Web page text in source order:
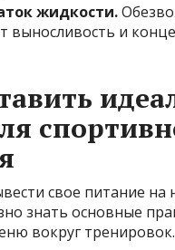
жидкости.
выносливость и
свое питание на
знать основные
вокруг тренировок.